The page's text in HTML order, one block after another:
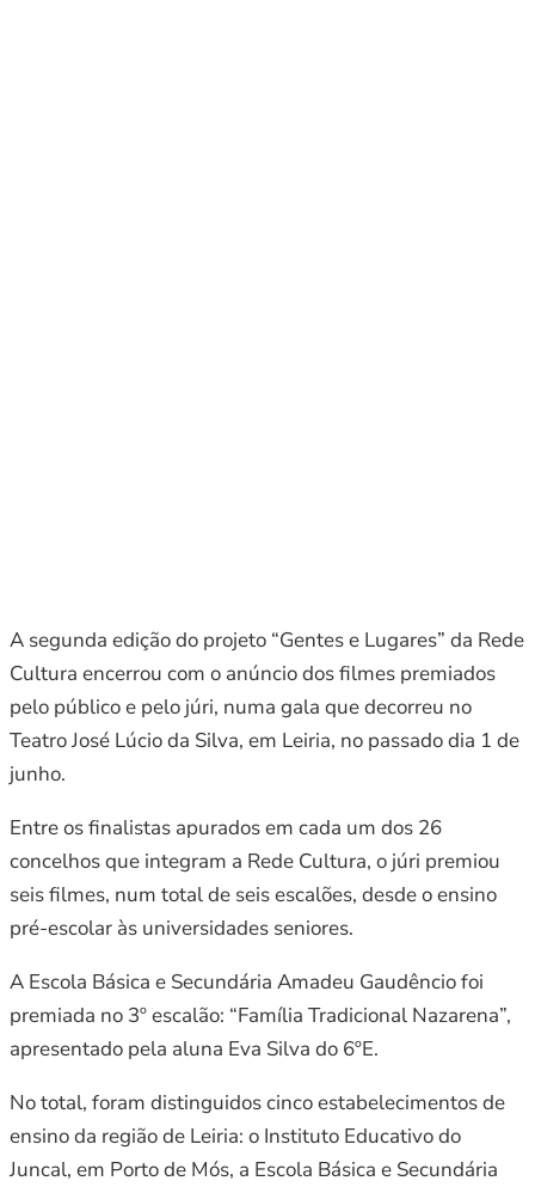
A segunda edição do projeto “Gentes e Lugares” da Rede
Cultura encerrou com o anúncio dos filmes premiados
pelo público e pelo júri, numa gala que decorreu no
Teatro José Lúcio da Silva, em Leiria, no passado dia 1 de
junho.
Entre os finalistas apurados em cada um dos 26
concelhos que integram a Rede Cultura, o júri premiou
seis filmes, num total de seis escalões, desde o ensino
pré-escolar às universidades seniores.
A Escola Básica e Secundária Amadeu Gaudêncio foi
premiada no 3º escalão: “Família Tradicional Nazarena”,
apresentado pela aluna Eva Silva do 6ºE.
No total, foram distinguidos cinco estabelecimentos de
ensino da região de Leiria: o Instituto Educativo do
Juncal, em Porto de Mós, a Escola Básica e Secundária